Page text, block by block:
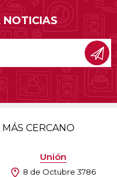
NOTICIAS
CERCANO
Unión
8 de Octubre 3786